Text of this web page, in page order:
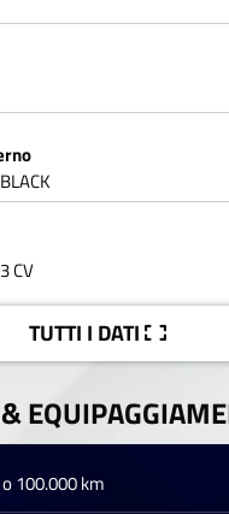
CV
TUTTI I DATI
100.000 km